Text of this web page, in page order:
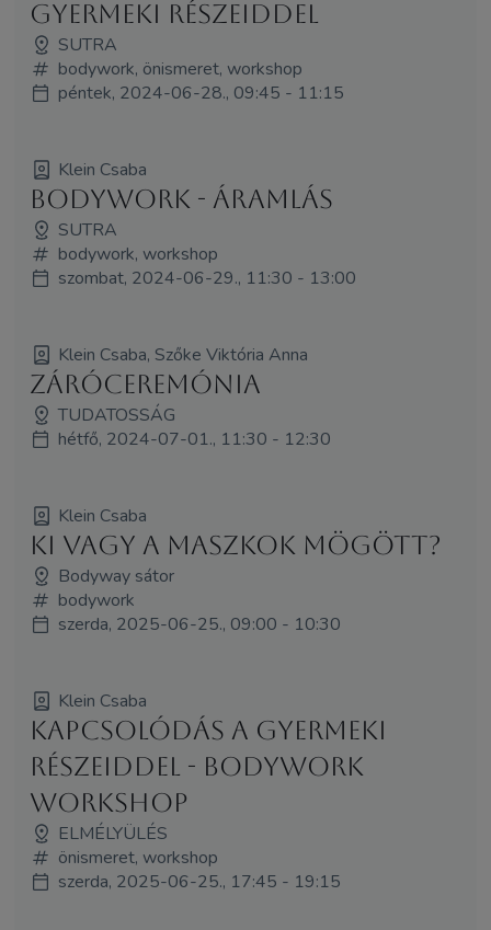
gyermeki részeiddel
SUTRA
bodywork, önismeret, workshop
péntek, 2024-06-28., 09:45 - 11:15
Klein Csaba
BODYWORK - Áramlás
SUTRA
bodywork, workshop
szombat, 2024-06-29., 11:30 - 13:00
Klein Csaba, Szőke Viktória Anna
Záróceremónia
TUDATOSSÁG
hétfő, 2024-07-01., 11:30 - 12:30
Klein Csaba
Ki vagy a maszkok mögött?
Bodyway sátor
bodywork
szerda, 2025-06-25., 09:00 - 10:30
Klein Csaba
Kapcsolódás a gyermeki
részeiddel - Bodywork
workshop
ELMÉLYÜLÉS
önismeret, workshop
szerda, 2025-06-25., 17:45 - 19:15